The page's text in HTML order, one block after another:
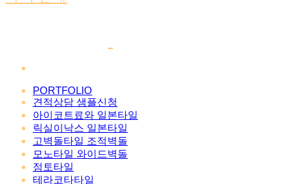
PORTFOLIO
견적상담 샘플신청
아이코트료와 일본타일
릭실이낙스 일본타일
고벽돌타일 조적벽돌
모노타일 와이드벽돌
점토타일
테라코타타일